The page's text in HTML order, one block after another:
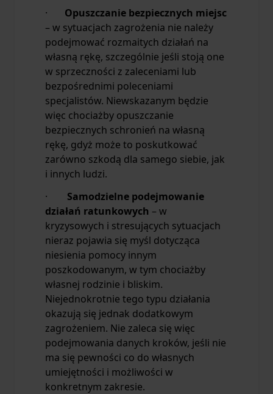
· Opuszczanie bezpiecznych miejsc
– w sytuacjach zagrożenia nie należy
podejmować rozmaitych działań na
własną rękę, szczególnie jeśli stoją one
w sprzeczności z zaleceniami lub
bezpośrednimi poleceniami
specjalistów. Niewskazanym będzie
więc chociażby opuszczanie
bezpiecznych schronień na własną
rękę, gdyż może to poskutkować
zarówno szkodą dla samego siebie, jak
i innych ludzi.
·
Samodzielne podejmowanie
działań ratunkowych – w
kryzysowych i stresujących sytuacjach
nieraz pojawia się myśl dotycząca
niesienia pomocy innym
poszkodowanym, w tym chociażby
własnej rodzinie i bliskim.
Niejednokrotnie tego typu działania
okazują się jednak dodatkowym
zagrożeniem. Nie zaleca się więc
podejmowania danych kroków, jeśli nie
ma się pewności co do własnych
umiejętności i możliwości w
konkretnym zakresie.